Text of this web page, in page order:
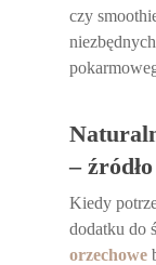
czy
–
Kiedy
dodatku do
orzechowe